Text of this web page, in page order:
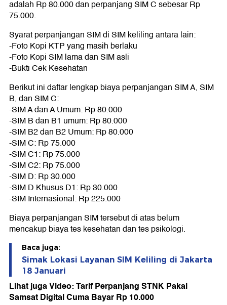
adalah Rp 80.000 dan perpanjang SIM C sebesar Rp
75.000.
Syarat perpanjangan SIM di SIM keliling antara lain:
-Foto Kopi KTP yang masih berlaku
-Foto Kopi SIM lama dan SIM asli
-Bukti Cek Kesehatan
Berikut ini daftar lengkap biaya perpanjangan SIM A, SIM
B, dan SIM C:
-SIM A dan A Umum: Rp 80.000
-SIM B dan B1 umum: Rp 80.000
-SIM B2 dan B2 Umum: Rp 80.000
-SIM C: Rp 75.000
-SIM C1: Rp 75.000
-SIM C2: Rp 75.000
-SIM D: Rp 30.000
-SIM D Khusus D1: Rp 30.000
-SIM Internasional: Rp 225.000
Biaya perpanjangan SIM tersebut di atas belum
mencakup biaya tes kesehatan dan tes psikologi.
Baca juga:
Simak Lokasi Layanan SIM Keliling di Jakarta
18 Januari
Lihat juga Video: Tarif Perpanjang STNK Pakai
Samsat Digital Cuma Bayar Rp 10.000